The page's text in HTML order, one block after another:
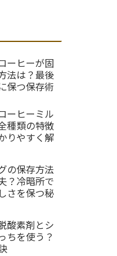
ーヒーが固
法は？最後
保つ保存術
ーヒーミル
種類の特徴
りやすく解
の保存方法
？冷暗所で
さを保つ秘
酸素剤とシ
ちを使う？